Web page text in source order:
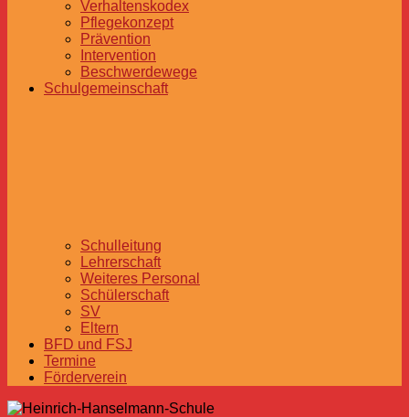
Verhaltenskodex
Pflegekonzept
Prävention
Intervention
Beschwerdewege
Schulgemeinschaft
Schulleitung
Lehrerschaft
Weiteres Personal
Schülerschaft
SV
Eltern
BFD und FSJ
Termine
Förderverein